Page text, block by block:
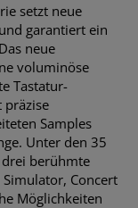
setzt neue
garantiert ein
neue
voluminöse
Tastatur-
präzise
Samples
Unter den 35
berühmte
Concert
Möglichkeiten